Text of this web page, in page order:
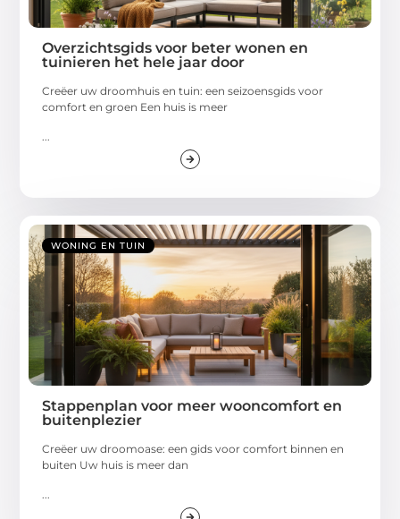
Overzichtsgids voor beter wonen en
tuinieren het hele jaar door
Creëer uw droomhuis en tuin: een seizoensgids voor
comfort en groen Een huis is meer
WONING EN TUIN
Stappenplan voor meer wooncomfort en
buitenplezier
Creëer uw droomoase: een gids voor comfort binnen en
buiten Uw huis is meer dan